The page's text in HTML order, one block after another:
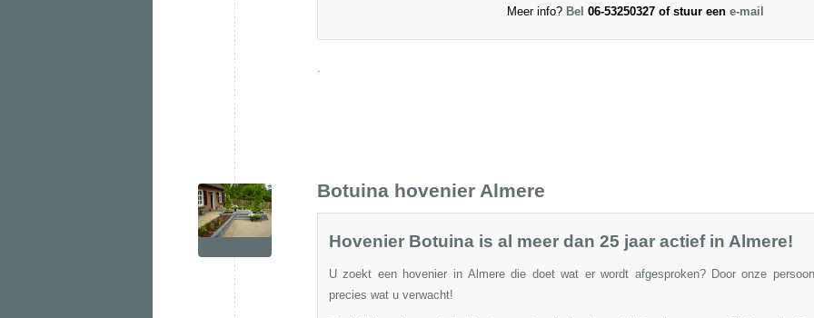
Meer info? Bel 06-53250327 of stuur een e-mail
.
Botuina hovenier Almere
Hovenier Botuina is al meer dan 25 jaar actief in Almere!
U zoekt een hovenier in Almere die doet wat er wordt afgesproken? Door onze
precies wat u verwacht!